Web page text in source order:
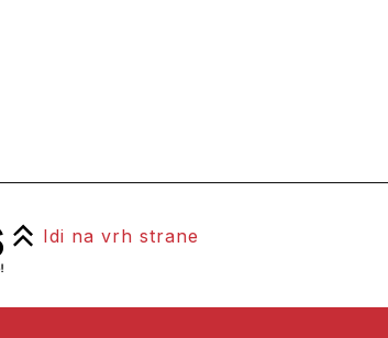
Idi na vrh strane